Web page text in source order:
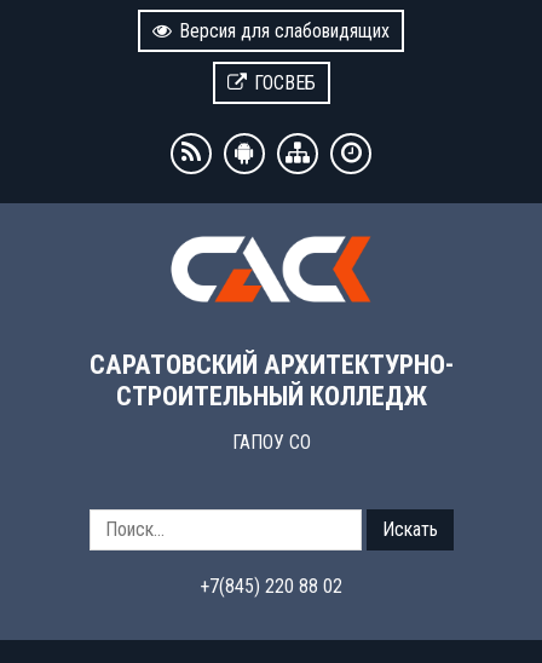
Версия для слабовидящих
ГОСВЕБ
САРАТОВСКИЙ АРХИТЕКТУРНО-
СТРОИТЕЛЬНЫЙ КОЛЛЕДЖ
ГАПОУ СО
Искать
+7(845) 220 88 02